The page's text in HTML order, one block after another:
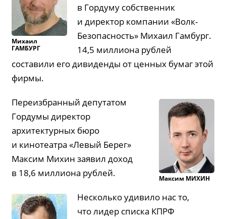
Михаил
ГАМБУРГ
в Гордуму собственник
и директор компании «Волк-
Безопасность» Михаил Гамбург.
14,5 миллиона рублей
составили его дивиденды от ценных бумаг этой
фирмы.
Максим МИХИН
Переизбранный депутатом
Гордумы директор
архитектурных бюро
и кинотеатра «Левый Берег»
Максим Михин заявил доход
в 18,6 миллиона рублей.
Несколько удивило нас то,
что лидер списка КПРФ